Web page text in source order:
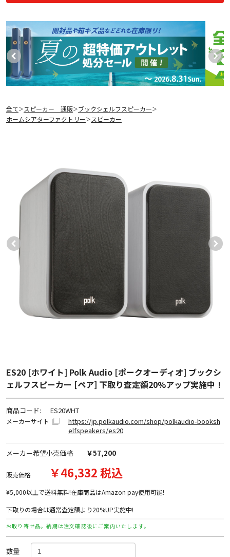
全て＞ スピーカー 通販＞ブックシェルフスピーカー＞
ホームシアターファクトリー＞ スピーカー
ES20 [ホワイト] Polk Audio [ポークオーディオ] ブックシ
ェルフスピーカー [ペア] 下取り査定額20%アップ実施中！
商品コード: ES20WHT
メーカーサイト
https://jp.polkaudio.com/shop/polkaudio-booksh
elfspeakers/es20
メーカー希望小売価格 ￥57,200
販売価格 ￥46,332 税込
¥5,000以上で送料無料!在庫商品はAmazon pay使用可能!
下取りの場合は通常査定額より20%UP実施中!
お取り寄せ品。納期は注文確認後にご案内いたします。
数量